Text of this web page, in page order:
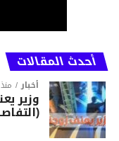
أحدث المقالات
أخبار
وزير